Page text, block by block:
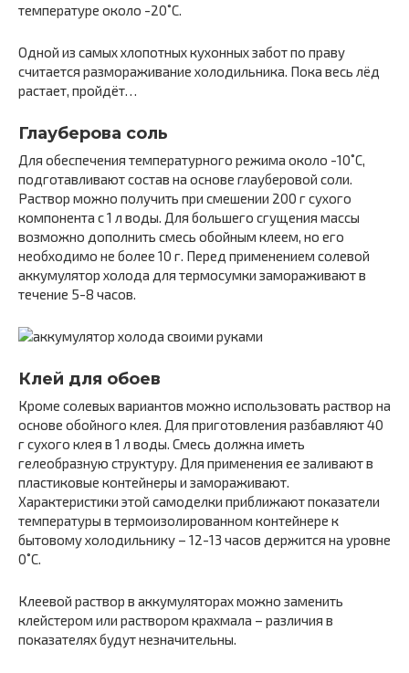
температуре около -20˚С.
Одной из самых хлопотных кухонных забот по праву
считается размораживание холодильника. Пока весь лёд
растает, пройдёт…
Глауберова соль
Для обеспечения температурного режима около -10˚С,
подготавливают состав на основе глауберовой соли.
Раствор можно получить при смешении 200 г сухого
компонента с 1 л воды. Для большего сгущения массы
возможно дополнить смесь обойным клеем, но его
необходимо не более 10 г. Перед применением солевой
аккумулятор холода для термосумки замораживают в
течение 5-8 часов.
Клей для обоев
Кроме солевых вариантов можно использовать раствор на
основе обойного клея. Для приготовления разбавляют 40
г сухого клея в 1 л воды. Смесь должна иметь
гелеобразную структуру. Для применения ее заливают в
пластиковые контейнеры и замораживают.
Характеристики этой самоделки приближают показатели
температуры в термоизолированном контейнере к
бытовому холодильнику – 12-13 часов держится на уровне
0˚С.
Клеевой раствор в аккумуляторах можно заменить
клейстером или раствором крахмала – различия в
показателях будут незначительны.